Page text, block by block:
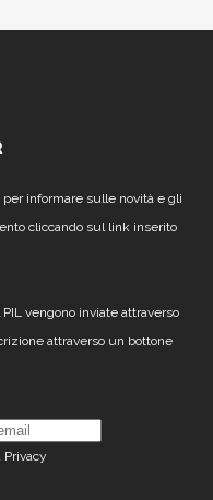
per informare sulle novità e gli
cliccando sul link inserito
vengono inviate attraverso
attraverso un bottone